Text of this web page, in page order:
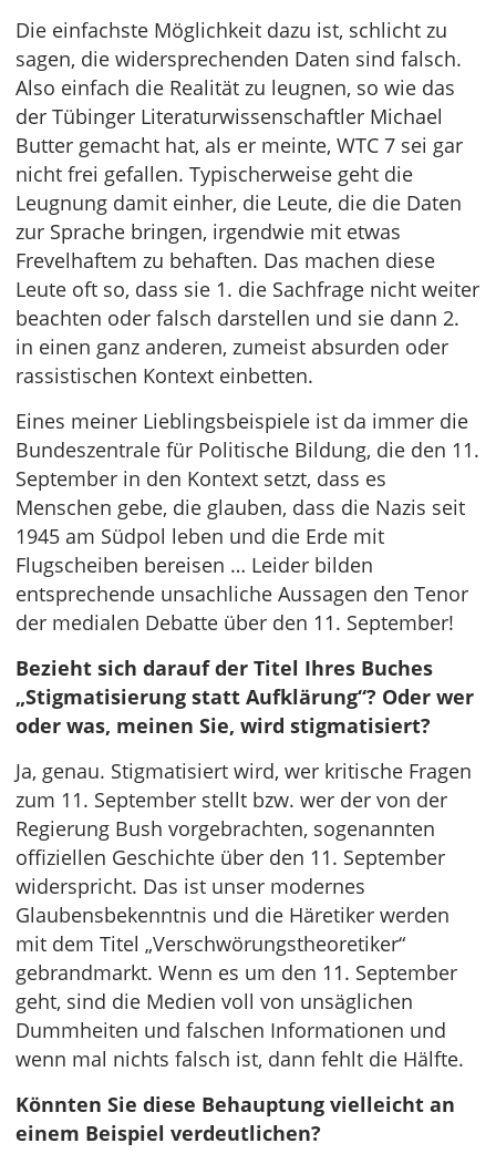
Die einfachste Möglichkeit dazu ist, schlicht zu
sagen, die widersprechenden Daten sind falsch.
Also einfach die Realität zu leugnen, so wie das
der Tübinger Literaturwissenschaftler Michael
Butter gemacht hat, als er meinte, WTC 7 sei gar
nicht frei gefallen. Typischerweise geht die
Leugnung damit einher, die Leute, die die Daten
zur Sprache bringen, irgendwie mit etwas
Frevelhaftem zu behaften. Das machen diese
Leute oft so, dass sie 1. die Sachfrage nicht weiter
beachten oder falsch darstellen und sie dann 2.
in einen ganz anderen, zumeist absurden oder
rassistischen Kontext einbetten.
Eines meiner Lieblingsbeispiele ist da immer die
Bundeszentrale für Politische Bildung, die den 11.
September in den Kontext setzt, dass es
Menschen gebe, die glauben, dass die Nazis seit
1945 am Südpol leben und die Erde mit
Flugscheiben bereisen … Leider bilden
entsprechende unsachliche Aussagen den Tenor
der medialen Debatte über den 11. September!
Bezieht sich darauf der Titel Ihres Buches
„Stigmatisierung statt Aufklärung“? Oder wer
oder was, meinen Sie, wird stigmatisiert?
Ja, genau. Stigmatisiert wird, wer kritische Fragen
zum 11. September stellt bzw. wer der von der
Regierung Bush vorgebrachten, sogenannten
offiziellen Geschichte über den 11. September
widerspricht. Das ist unser modernes
Glaubensbekenntnis und die Häretiker werden
mit dem Titel „Verschwörungstheoretiker“
gebrandmarkt. Wenn es um den 11. September
geht, sind die Medien voll von unsäglichen
Dummheiten und falschen Informationen und
wenn mal nichts falsch ist, dann fehlt die Hälfte.
Könnten Sie diese Behauptung vielleicht an
einem Beispiel verdeutlichen?